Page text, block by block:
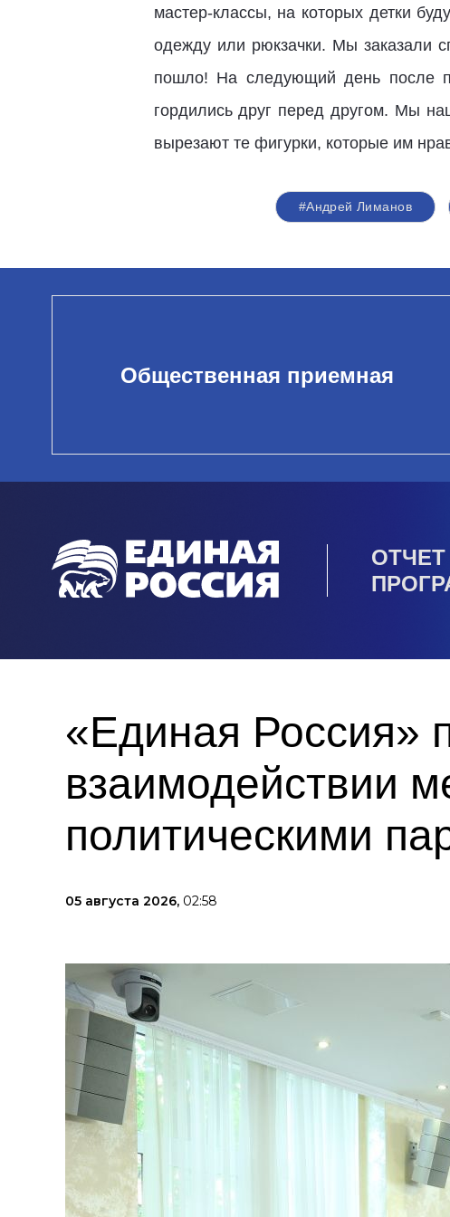
мастер-классы, на которых детки
одежду или рюкзачки. Мы заказали
пошло! На следующий день после
гордились друг перед другом. Мы
вырезают те фигурки, которые им
#Андрей Лиманов
Общественная приемная
«Единая Россия»
взаимодействии
политическими
05 августа 2026, 02:58